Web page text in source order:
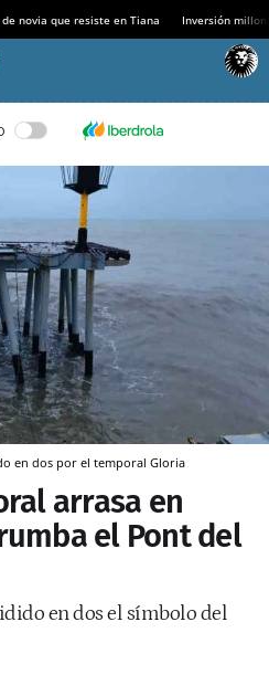
novia que resiste en Tiana Inversión
en dos por el temporal Gloria
arrasa en
el Pont del
en dos el símbolo del